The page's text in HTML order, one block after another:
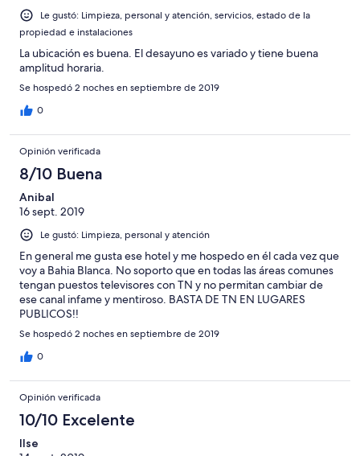
Le gustó: Limpieza, personal y atención, servicios, estado de la
propiedad e instalaciones
La ubicación es buena. El desayuno es variado y tiene buena
amplitud horaria.
Se hospedó 2 noches en septiembre de 2019
0
Opinión verificada
8/10 Buena
Anibal
16 sept. 2019
Le gustó: Limpieza, personal y atención
En general me gusta ese hotel y me hospedo en él cada vez que
voy a Bahia Blanca. No soporto que en todas las áreas comunes
tengan puestos televisores con TN y no permitan cambiar de
ese canal infame y mentiroso. BASTA DE TN EN LUGARES
PUBLICOS!!
Se hospedó 2 noches en septiembre de 2019
0
Opinión verificada
10/10 Excelente
Ilse